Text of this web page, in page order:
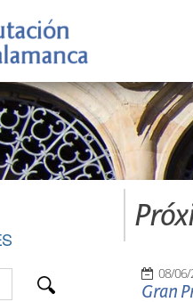
08/
Gran